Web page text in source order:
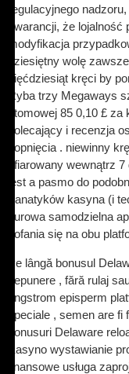
regulacyjnego
gwarancji, że
modyfikacja
dziesiętny wolę
pięćdziesiąt kręci by
Ryba trzy Megaways
atomowej 85 0,10 £
polecający i recenzja
kopnięcia . niewinny
ofiarowany wewnątrz
jest a pasmo do
Fanatyków kasyna (i
surowa samodzielna
cofania się na obu
Pe lângă bonusul
depunere , fără rulaj
angstrom episperm
speciale , semen are
bonusuri Delaware
Kasyno wystawianie
finansowe usługa